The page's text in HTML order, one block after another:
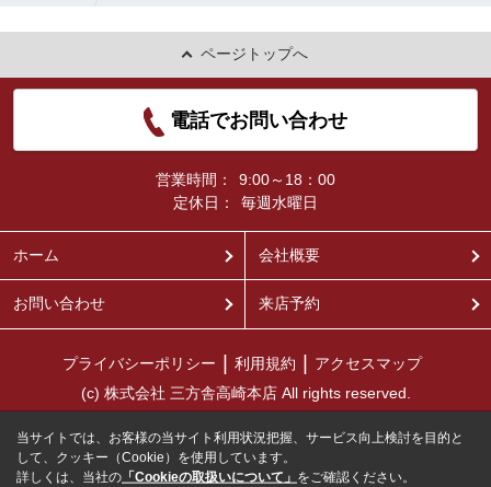
ページトップへ
電話でお問い合わせ
営業時間：
9:00～18：00
定休日：
毎週水曜日
ホーム 会社概要
お問い合わせ 来店予約
プライバシーポリシー 利用規約
アクセスマップ
(c) 株式会社 三方舎高崎本店 All rights reserved.
当サイトでは、お客様の当サイト利用状況把握、サービス向上検討を目的と
して、クッキー（Cookie）を使用しています。
詳しくは、当社の 「Cookieの取扱いについて」 をご確認ください。